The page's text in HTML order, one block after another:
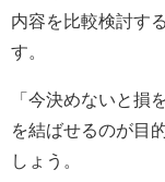
内容を比較検討す
す。
「今決めないと損
を結ばせるのが目
しょう。